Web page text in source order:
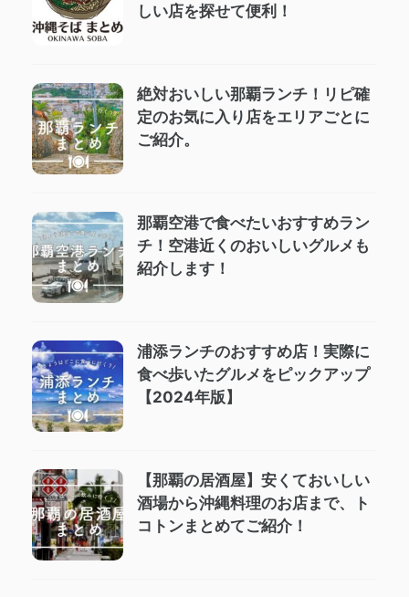
しい店を探せて便利！
絶対おいしい那覇ランチ！リピ確
定のお気に入り店をエリアごとに
ご紹介。
那覇空港で食べたいおすすめラン
チ！空港近くのおいしいグルメも
紹介します！
浦添ランチのおすすめ店！実際に
食べ歩いたグルメをピックアップ
【2024年版】
【那覇の居酒屋】安くておいしい
酒場から沖縄料理のお店まで、ト
コトンまとめてご紹介！